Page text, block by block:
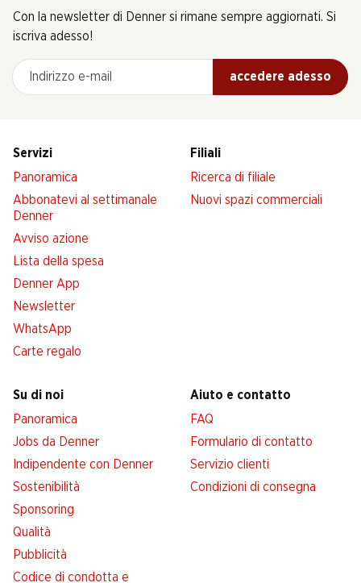
Con la newsletter di Denner si rimane sempre aggiornati. Si
iscriva adesso!
Indirizzo e-mail
accedere adesso
Servizi
Panoramica
Abbonatevi al settimanale
Denner
Avviso azione
Lista della spesa
Denner App
Newsletter
WhatsApp
Carte regalo
Filiali
Ricerca di filiale
Nuovi spazi commerciali
Su di noi
Panoramica
Jobs da Denner
Indipendente con Denner
Sostenibilità
Sponsoring
Qualità
Pubblicità
Codice di condotta e
Aiuto e contatto
FAQ
Formulario di contatto
Servizio clienti
Condizioni di consegna